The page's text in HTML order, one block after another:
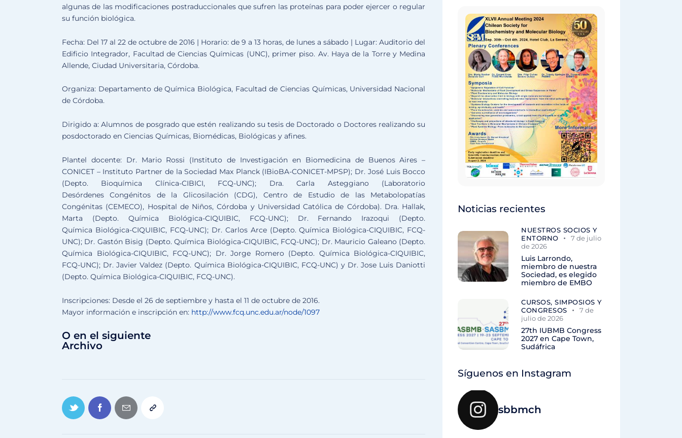
algunas de las modificaciones postraduccionales que sufren las proteínas para poder ejercer o regular
su función biológica.
Fecha: Del 17 al 22 de octubre de 2016 | Horario: de 9 a 13 horas, de lunes a sábado | Lugar: Auditorio del
Edificio Integrador, Facultad de Ciencias Químicas (UNC), primer piso. Av. Haya de la Torre y Medina
Allende, Ciudad Universitaria, Córdoba.
Organiza: Departamento de Química Biológica, Facultad de Ciencias Químicas, Universidad Nacional
de Córdoba.
Dirigido a: Alumnos de posgrado que estén realizando su tesis de Doctorado o Doctores realizando su
posdoctorado en Ciencias Químicas, Biomédicas, Biológicas y afines.
Plantel docente: Dr. Mario Rossi (Instituto de Investigación en Biomedicina de Buenos Aires –
CONICET – Instituto Partner de la Sociedad Max Planck (IBioBA-CONICET-MPSP); Dr. José Luis Bocco
(Depto. Bioquímica Clínica-CIBICI, FCQ-UNC); Dra. Carla Asteggiano (Laboratorio
Desórdenes Congénitos de la Glicosilación (CDG), Centro de Estudio de las Metabolopatías
Congénitas (CEMECO), Hospital de Niños, Córdoba y Universidad Católica de Córdoba). Dra. Hallak,
Marta (Depto. Química Biológica-CIQUIBIC, FCQ-UNC); Dr. Fernando Irazoqui (Depto.
Química Biológica-CIQUIBIC, FCQ-UNC); Dr. Carlos Arce (Depto. Química Biológica-CIQUIBIC, FCQ-
UNC); Dr. Gastón Bisig (Depto. Química Biológica-CIQUIBIC, FCQ-UNC); Dr. Mauricio Galeano (Depto.
Química Biológica-CIQUIBIC, FCQ-UNC); Dr. Jorge Romero (Depto. Química Biológica-CIQUIBIC,
FCQ-UNC); Dr. Javier Valdez (Depto. Química Biológica-CIQUIBIC, FCQ-UNC) y Dr. Jose Luis Daniotti
(Depto. Química Biológica-CIQUIBIC, FCQ-UNC).
Inscripciones: Desde el 26 de septiembre y hasta el 11 de octubre de 2016.
Mayor información e inscripción en: http://www.fcq.unc.edu.ar/node/1097
O en el siguiente
Archivo
Noticias recientes
NUESTROS SOCIOS Y
ENTORNO
7 de julio
de 2026
Luis Larrondo,
miembro de nuestra
Sociedad, es elegido
miembro de EMBO
CURSOS, SIMPOSIOS Y
CONGRESOS
7 de
julio de 2026
27th IUBMB Congress
2027 en Cape Town,
Sudáfrica
Síguenos en Instagram
sbbmch